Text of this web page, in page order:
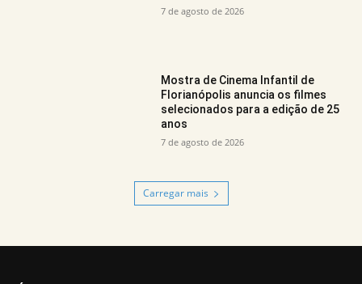
7 de agosto de 2026
Mostra de Cinema Infantil de
Florianópolis anuncia os filmes
selecionados para a edição de 25
anos
7 de agosto de 2026
Carregar mais